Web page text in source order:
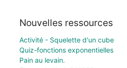
Nouvelles ressources
Activité - Squelette d'un cube
Quiz-fonctions exponentielles
Pain au levain.